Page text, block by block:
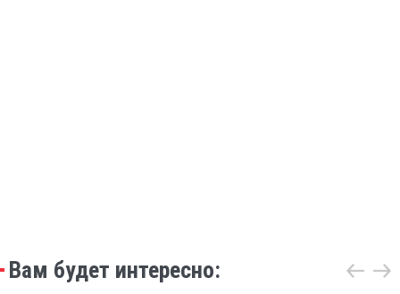
Вам будет интересно: